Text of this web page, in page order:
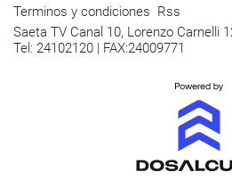
Terminos y condiciones Rss
Saeta TV Canal 10, Lorenzo Carnelli
Tel: 24102120 | FAX:24009771